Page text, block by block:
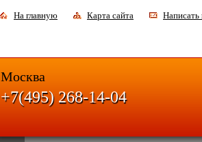
На главную Карта сайта Написать
Москва
+7(495) 268-14-04